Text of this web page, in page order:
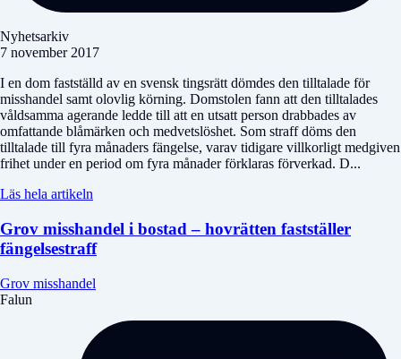
Nyhetsarkiv
7 november 2017
I en dom fastställd av en svensk tingsrätt dömdes den tilltalade för
misshandel samt olovlig körning. Domstolen fann att den tilltalades
våldsamma agerande ledde till att en utsatt person drabbades av
omfattande blåmärken och medvetslöshet. Som straff döms den
tilltalade till fyra månaders fängelse, varav tidigare villkorligt medgiven
frihet under en period om fyra månader förklaras förverkad. D...
Läs hela artikeln
Grov misshandel i bostad – hovrätten fastställer
fängelsestraff
Grov misshandel
Falun